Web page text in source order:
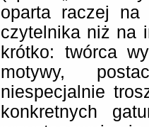
oparta raczej na
czytelnika niż na
krótko: twórca
motywy,
niespecjalnie
konkretnych